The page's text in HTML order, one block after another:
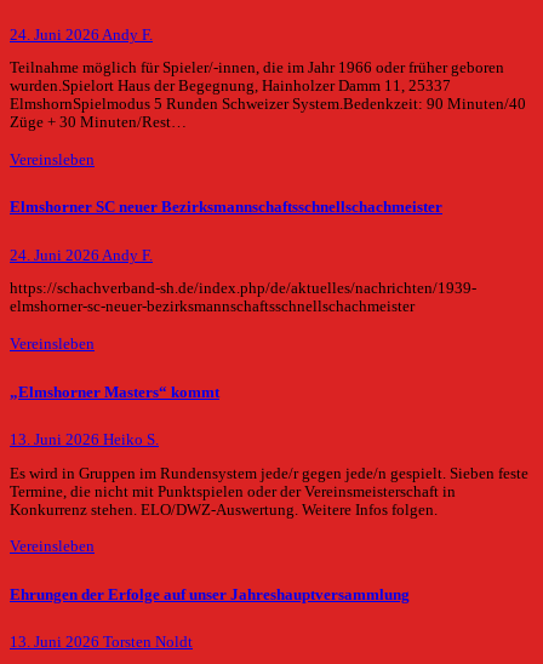
24. Juni 2026 Andy F.
Teilnahme möglich für Spieler/-innen, die im Jahr 1966 oder früher geboren
wurden.Spielort Haus der Begegnung, Hainholzer Damm 11, 25337
ElmshornSpielmodus 5 Runden Schweizer System.Bedenkzeit: 90 Minuten/40
Züge + 30 Minuten/Rest…
Vereinsleben
Elmshorner SC neuer Bezirksmannschaftsschnellschachmeister
24. Juni 2026 Andy F.
https://schachverband-sh.de/index.php/de/aktuelles/nachrichten/1939-
elmshorner-sc-neuer-bezirksmannschaftsschnellschachmeister
Vereinsleben
„Elmshorner Masters“ kommt
13. Juni 2026 Heiko S.
Es wird in Gruppen im Rundensystem jede/r gegen jede/n gespielt. Sieben feste
Termine, die nicht mit Punktspielen oder der Vereinsmeisterschaft in
Konkurrenz stehen. ELO/DWZ-Auswertung. Weitere Infos folgen.
Vereinsleben
Ehrungen der Erfolge auf unser Jahreshauptversammlung
13. Juni 2026 Torsten Noldt